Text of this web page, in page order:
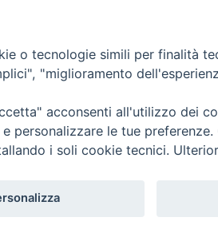
Privacy Policy
- Vita Trentina Editrice
o tecnologie simili per finalità
"miglioramento
acconsenti all'utilizzo dei
personalizzare le tue
i soli cookie tecnici.